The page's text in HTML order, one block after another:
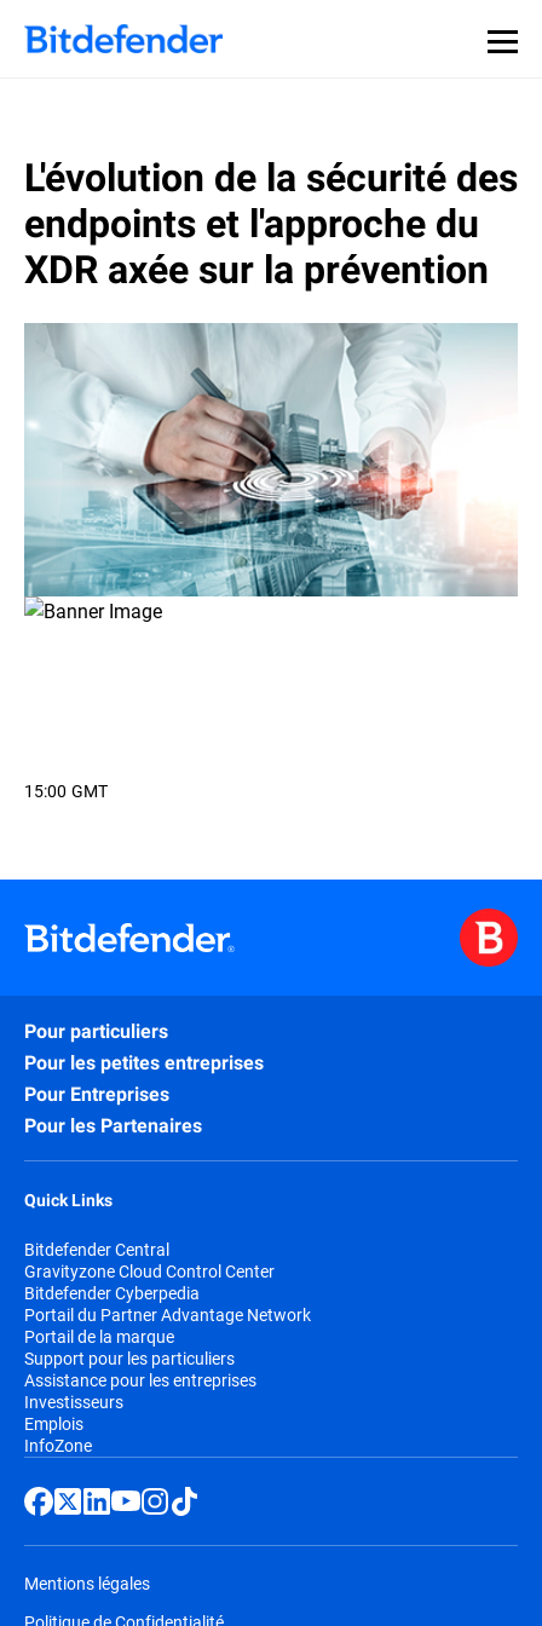
L'évolution de la sécurité des
endpoints et l'approche du
XDR axée sur la prévention
15:00 GMT
Pour particuliers
Pour les petites entreprises
Pour Entreprises
Pour les Partenaires
Quick Links
Bitdefender Central
Gravityzone Cloud Control Center
Bitdefender Cyberpedia
Portail du Partner Advantage Network
Portail de la marque
Support pour les particuliers
Assistance pour les entreprises
Investisseurs
Emplois
InfoZone
Mentions légales